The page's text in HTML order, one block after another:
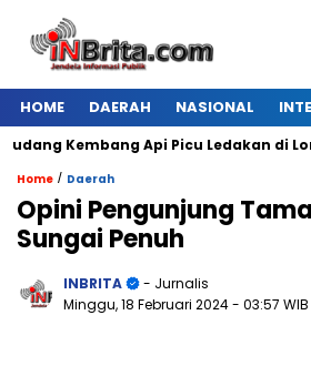
HOME DAERAH NASIONAL
Kembang Api Picu Ledakan di
Home / Daerah
Opini Pengunjung
Sungai Penuh
INBRITA
- Jurnalis
Minggu, 18 Februari 2024- 03:57 WIB